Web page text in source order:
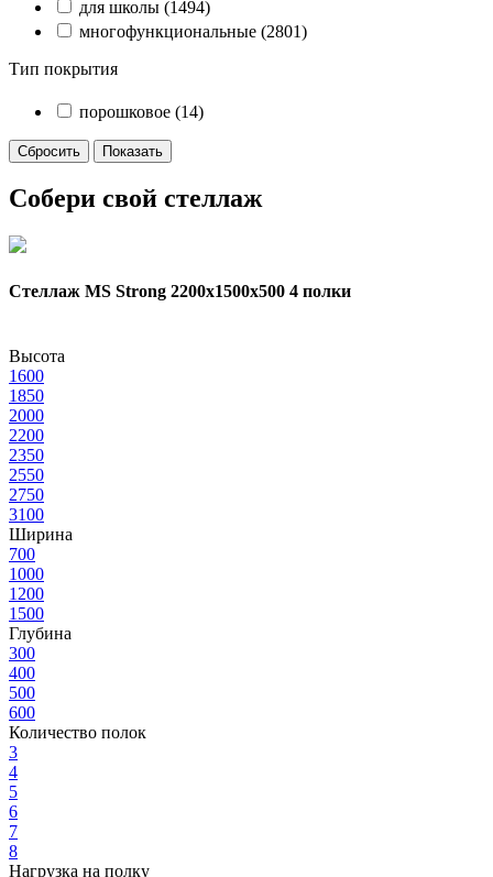
для школы (1494)
многофункциональные (2801)
Тип покрытия
порошковое (14)
Собери свой стеллаж
Стеллаж MS Strong 2200х1500x500 4 полки
Высота
1600
1850
2000
2200
2350
2550
2750
3100
Ширина
700
1000
1200
1500
Глубина
300
400
500
600
Количество полок
3
4
5
6
7
8
Нагрузка на полку